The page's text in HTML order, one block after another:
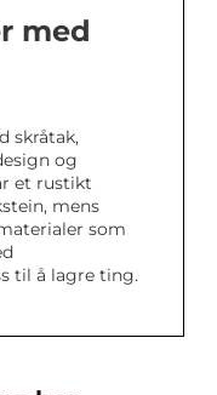
med
skråtak,
og
et rustikt
mens
som
til å lagre ting.